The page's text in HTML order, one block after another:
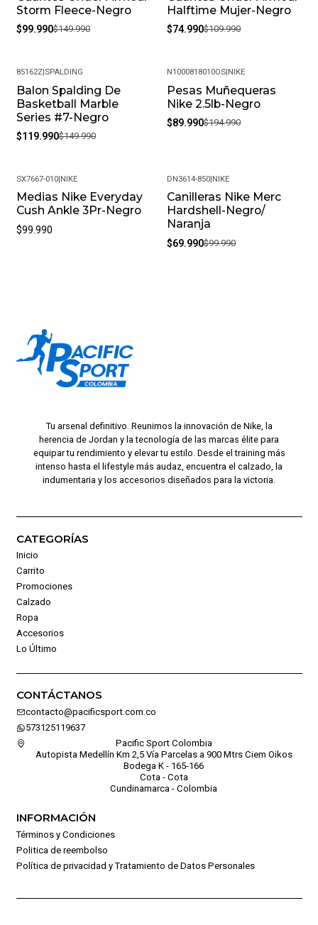
Storm Fleece-Negro
$99.990$149.990
Halftime Mujer-Negro
$74.990$109.990
-20%
85162Z|SPALDING
Balon Spalding De
Basketball Marble
Series #7-Negro
$119.990$149.990
-54%
N1000818010OS|NIKE
Pesas Muñequeras
Nike 2.5lb-Negro
$89.990$194.990
SX7667-010|NIKE
Medias Nike Everyday
Cush Ankle 3Pr-Negro
$99.990
-30%
DN3614-850|NIKE
Canilleras Nike Merc
Hardshell-Negro/
Naranja
$69.990$99.990
Tu arsenal definitivo. Reunimos la innovación de Nike, la
herencia de Jordan y la tecnología de las marcas élite para
equipar tu rendimiento y elevar tu estilo. Desde el training más
intenso hasta el lifestyle más audaz, encuentra el calzado, la
indumentaria y los accesorios diseñados para la victoria.
CATEGORÍAS
Inicio
Carrito
Promociones
Calzado
Ropa
Accesorios
Lo Último
CONTÁCTANOS
contacto@pacificsport.com.co
573125119637
Pacific Sport Colombia
Autopista Medellín Km 2,5 Vía Parcelas a 900 Mtrs Ciem Oikos
Bodega K - 165-166
Cota - Cota
Cundinamarca - Colombia
INFORMACIÓN
Términos y Condiciones
Politica de reembolso
Política de privacidad y Tratamiento de Datos Personales